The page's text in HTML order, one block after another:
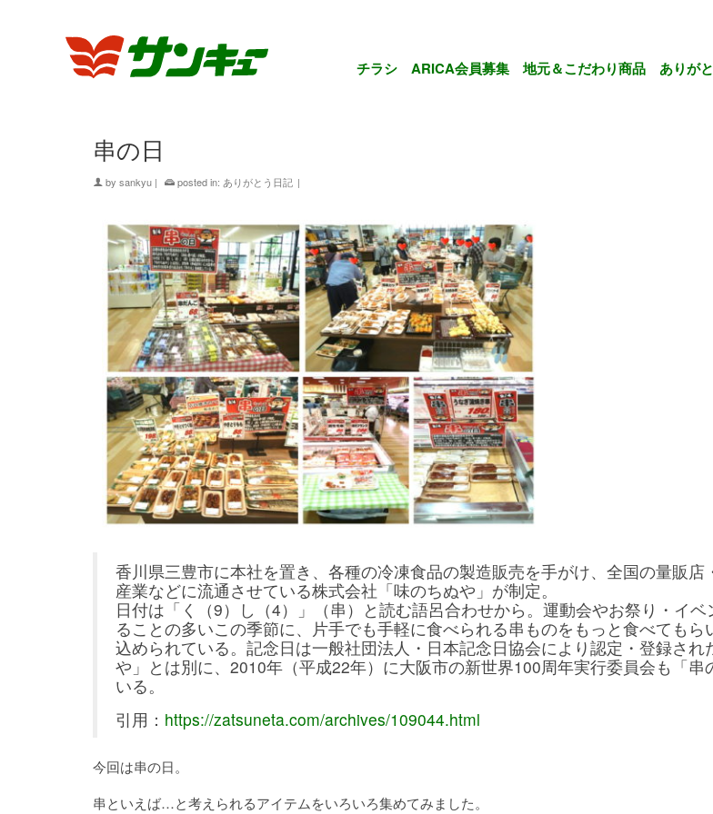
チラシ ARICA会員募集 地元＆こだわり商品 ありが
串の日
by sankyu | posted in: ありがとう日記 |
香川県三豊市に本社を置き、各種の冷凍食品の製造販売を手がけ、全国の量販店
産業などに流通させている株式会社「味のちぬや」が制定。
日付は「く（9）し（4）」（串）と読む語呂合わせから。運動会やお祭り・イ
ることの多いこの季節に、片手でも手軽に食べられる串ものをもっと食べてもら
込められている。記念日は一般社団法人・日本記念日協会により認定・登録され
や」とは別に、2010年（平成22年）に大阪市の新世界100周年実行委員会も「串
いる。
引用： https://zatsuneta.com/archives/109044.html
今回は串の日。
串といえば…と考えられるアイテムをいろいろ集めてみました。